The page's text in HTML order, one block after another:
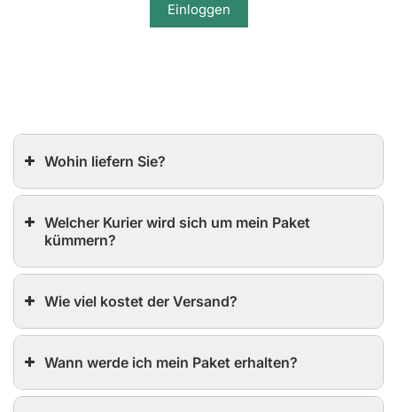
Einloggen
Wohin liefern Sie?
Welcher Kurier wird sich um mein Paket
kümmern?
Wie viel kostet der Versand?
Wann werde ich mein Paket erhalten?